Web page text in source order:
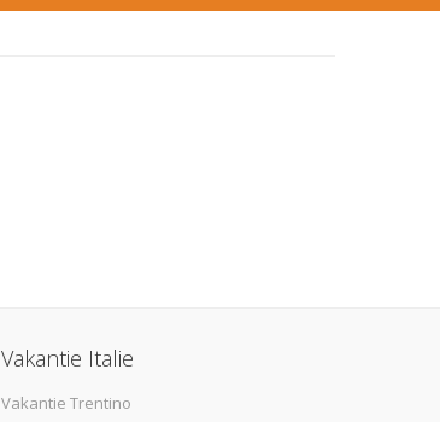
Vakantie Italie
Vakantie Trentino